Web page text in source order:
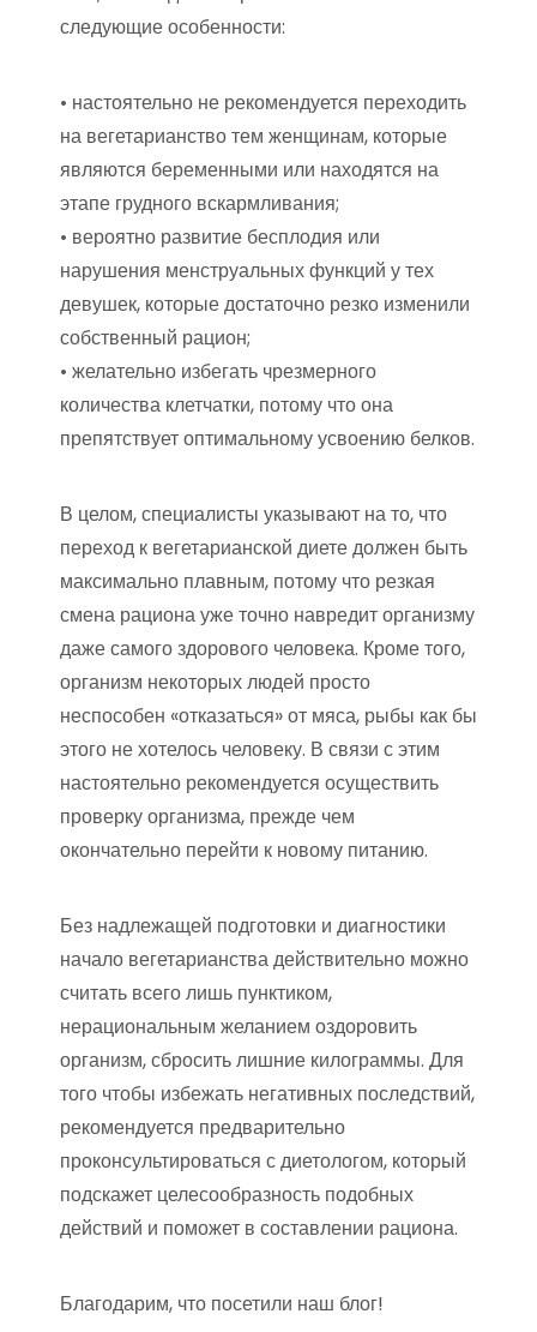
следующие особенности:
• настоятельно не рекомендуется переходить
на вегетарианство тем женщинам, которые
являются беременными или находятся на
этапе грудного вскармливания;
• вероятно развитие бесплодия или
нарушения менструальных функций у тех
девушек, которые достаточно резко изменили
собственный рацион;
• желательно избегать чрезмерного
количества клетчатки, потому что она
препятствует оптимальному усвоению белков.
В целом, специалисты указывают на то, что
переход к вегетарианской диете должен быть
максимально плавным, потому что резкая
смена рациона уже точно навредит организму
даже самого здорового человека. Кроме того,
организм некоторых людей просто
неспособен «отказаться» от мяса, рыбы как бы
этого не хотелось человеку. В связи с этим
настоятельно рекомендуется осуществить
проверку организма, прежде чем
окончательно перейти к новому питанию.
Без надлежащей подготовки и диагностики
начало вегетарианства действительно можно
считать всего лишь пунктиком,
нерациональным желанием оздоровить
организм, сбросить лишние килограммы. Для
того чтобы избежать негативных последствий,
рекомендуется предварительно
проконсультироваться с диетологом, который
подскажет целесообразность подобных
действий и поможет в составлении рациона.
Благодарим, что посетили наш блог!